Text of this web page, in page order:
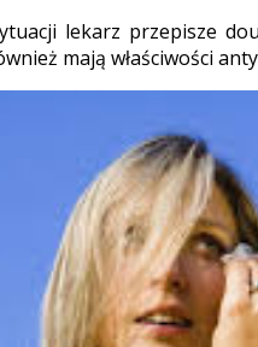
lekarz przepisze
mają właściwości